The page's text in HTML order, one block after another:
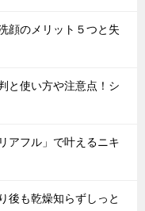
顔のメリット５つと失
と使い方や注意点！シ
アフル」で叶えるニキ
後も乾燥知らずしっと